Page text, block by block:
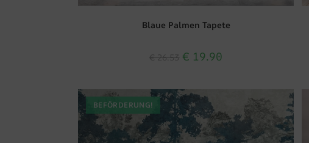
Blaue Palmen Tapete
€ 19.90
BEFÖRDERUNG!